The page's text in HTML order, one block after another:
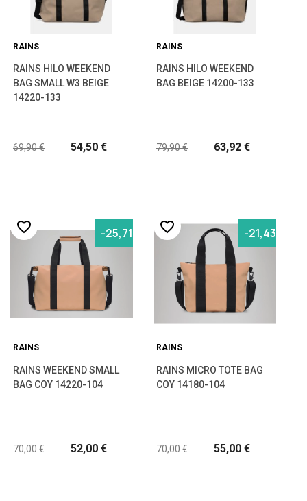
RAINS
RAINS HILO WEEKEND
BAG SMALL W3 BEIGE
14220-133
69,90 € 54,50 €
RAINS
RAINS HILO WEEKEND
BAG BEIGE 14200-133
79,90 € 63,92 €
RAINS
RAINS WEEKEND SMALL
BAG COY 14220-104
70,00 € 52,00 €
-25,71%
favorite_border
RAINS
RAINS MICRO TOTE BAG
COY 14180-104
70,00 € 55,00 €
-21,43%
favorite_border